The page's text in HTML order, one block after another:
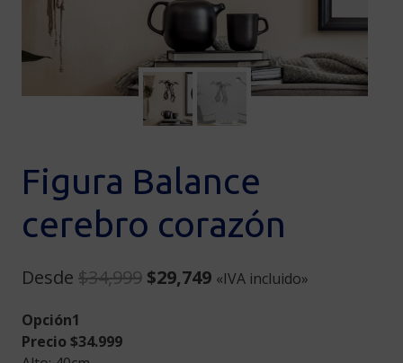
Figura Balance
cerebro corazón
Desde $34,999 Original
$29,749Current
«IVA incluido»
Opción1
Precio $34.999